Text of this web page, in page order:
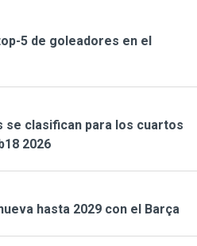
5 de goleadores en el
se clasifican para los cuartos
2026
hasta 2029 con el Barça